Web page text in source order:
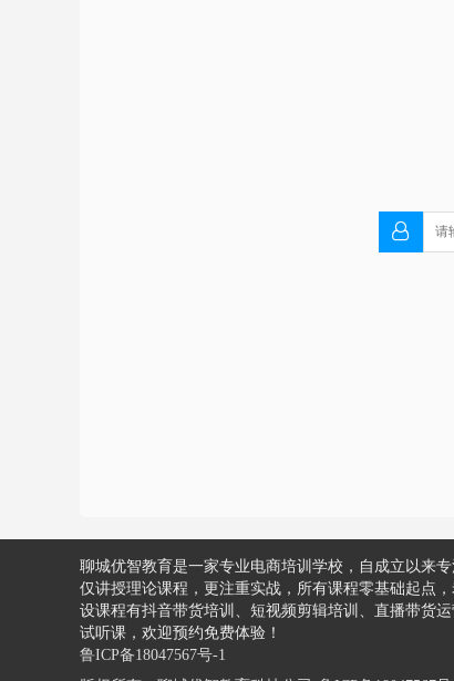
聊城优智教育是一家专业电商培训学校，自成立以来
仅讲授理论课程，更注重实战，所有课程零基础起点
设课程有抖音带货培训、短视频剪辑培训、直播带货
试听课，欢迎预约免费体验！
鲁ICP备18047567号-1